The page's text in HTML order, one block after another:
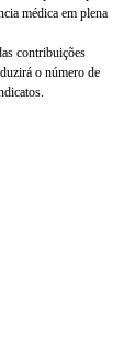
médica em plena
contribuições
o número de